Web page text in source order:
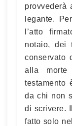
provvederà
legante.
l’atto
notaio, dei
conservato
alla
testamento
da chi non
di scrivere.
fatto solo